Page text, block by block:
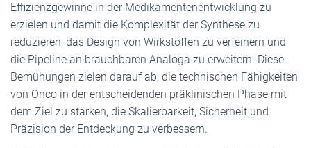
Effizienzgewinne in der Medikamentenentwicklung zu
erzielen und damit die Komplexität der Synthese zu
reduzieren, das Design von Wirkstoffen zu verfeinern und
die Pipeline an brauchbaren Analoga zu erweitern. Diese
Bemühungen zielen darauf ab, die technischen Fähigkeiten
von Onco in der entscheidenden präklinischen Phase mit
dem Ziel zu stärken, die Skalierbarkeit, Sicherheit und
Präzision der Entdeckung zu verbessern.